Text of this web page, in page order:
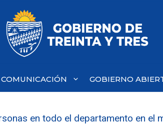
COMUNICACIÓN GOBIERNO
en todo el departamento en el